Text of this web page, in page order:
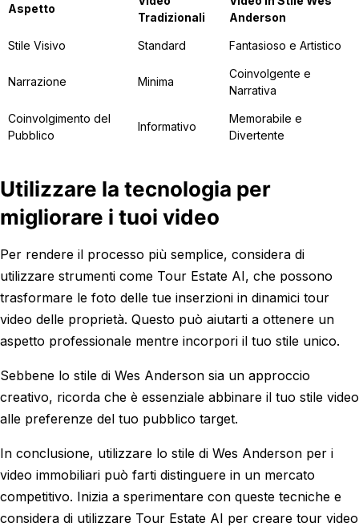
Aspetto
Tradizionali
Anderson
Stile Visivo Standard Fantasioso e Artistico
Narrazione Minima
Coinvolgente e
Narrativa
Coinvolgimento del
Pubblico
Informativo
Memorabile e
Divertente
Utilizzare la tecnologia per
migliorare i tuoi video
Per rendere il processo più semplice, considera di
utilizzare strumenti come Tour Estate AI, che possono
trasformare le foto delle tue inserzioni in dinamici tour
video delle proprietà. Questo può aiutarti a ottenere un
aspetto professionale mentre incorpori il tuo stile unico.
Sebbene lo stile di Wes Anderson sia un approccio
creativo, ricorda che è essenziale abbinare il tuo stile video
alle preferenze del tuo pubblico target.
In conclusione, utilizzare lo stile di Wes Anderson per i
video immobiliari può farti distinguere in un mercato
competitivo. Inizia a sperimentare con queste tecniche e
considera di utilizzare Tour Estate AI per creare tour video